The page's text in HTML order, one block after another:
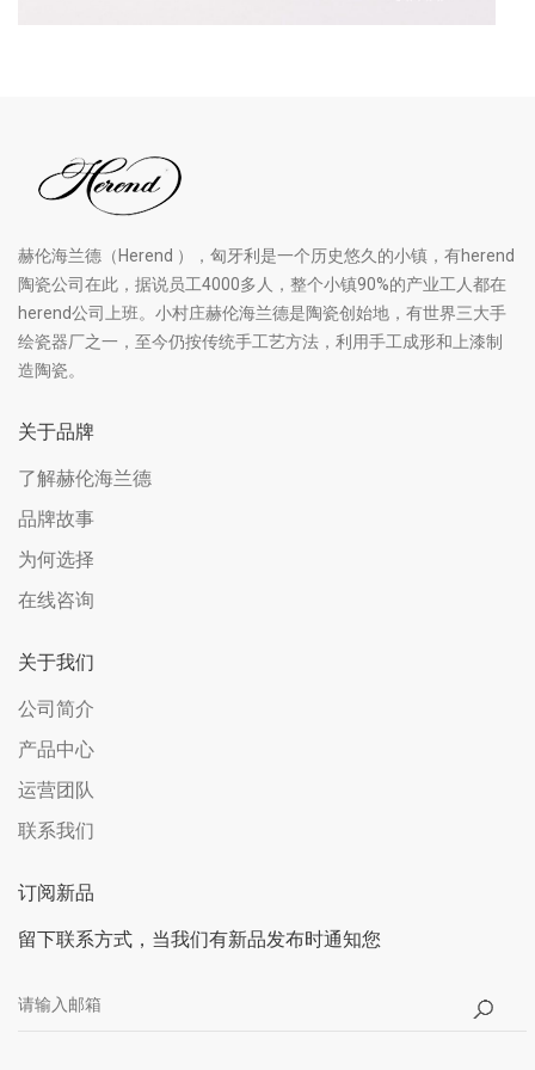
赫伦海兰德（Herend ），匈牙利是一个历史悠久的小镇，有herend
陶瓷公司在此，据说员工4000多人，整个小镇90%的产业工人都在
herend公司上班。小村庄赫伦海兰德是陶瓷创始地，有世界三大手
绘瓷器厂之一，至今仍按传统手工艺方法，利用手工成形和上漆制
造陶瓷。
关于品牌
了解赫伦海兰德
品牌故事
为何选择
在线咨询
关于我们
公司简介
产品中心
运营团队
联系我们
订阅新品
留下联系方式，当我们有新品发布时通知您